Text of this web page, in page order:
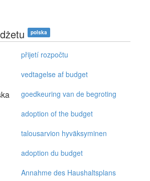
polska
přijetí rozpočtu
vedtagelse af budget
goedkeuring van de begroting
adoption of the budget
talousarvion hyväksyminen
adoption du budget
Annahme des Haushaltsplans